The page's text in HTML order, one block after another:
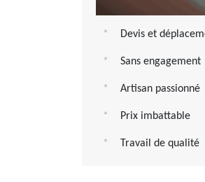
Devis et
Sans engagement
Artisan passionné
Prix imbattable
Travail de qualité